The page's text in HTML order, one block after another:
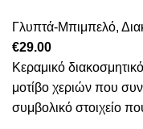
Γλυπτά-Μπιμπελό,
€29.00
Κεραμικό
μοτίβο χεριών που
συμβολικό στοιχείο